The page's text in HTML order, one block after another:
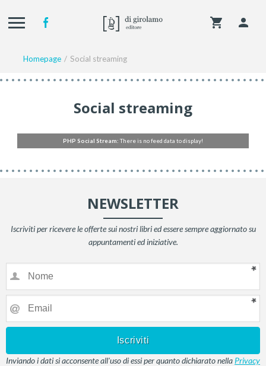
Homepage Social streaming
Social streaming
PHP Social Stream: There is no feed data to display!
NEWSLETTER
Iscriviti per ricevere le offerte sui nostri libri ed essere sempre aggiornato su
appuntamenti ed iniziative.
Inviando i dati si acconsente all'uso di essi per quanto dichiarato nella Privacy